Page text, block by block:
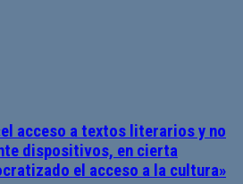
acceso a textos literarios y no
dispositivos, en cierta
el acceso a la cultura»